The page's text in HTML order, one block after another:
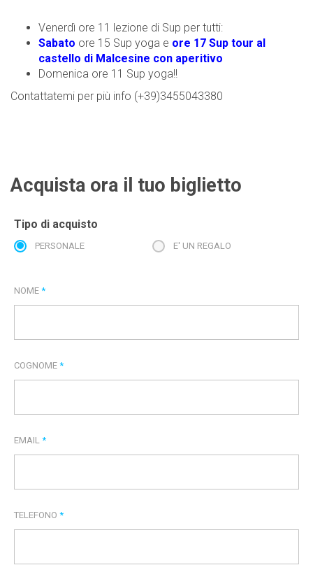
Venerdì ore 11 lezione di Sup per tutti:
Sabato ore 15 Sup yoga e ore 17 Sup tour al
castello di Malcesine con aperitivo
Domenica ore 11 Sup yoga!!
Contattatemi per più info (+39)3455043380
Acquista ora il tuo biglietto
Tipo di acquisto
PERSONALE E' UN REGALO
NOME *
COGNOME *
EMAIL *
TELEFONO *